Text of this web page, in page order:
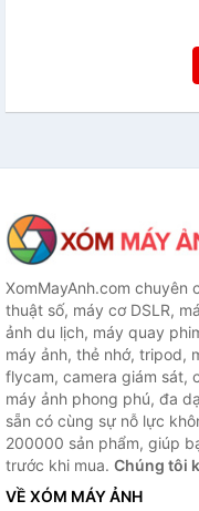
XomMayAnh.com chuyên
thuật số, máy cơ DSLR,
ảnh du lịch, máy quay
máy ảnh, thẻ nhớ, tripod,
flycam, camera giám sát,
máy ảnh phong phú, đa
sẵn có cùng sự nỗ lực
200000 sản phẩm, giúp
trước khi mua. Chúng tôi
VỀ XÓM MÁY ẢNH